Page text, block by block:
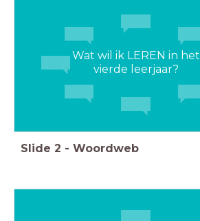
Wat wil ik LEREN in het
vierde leerjaar?
Slide 2 - Woordweb